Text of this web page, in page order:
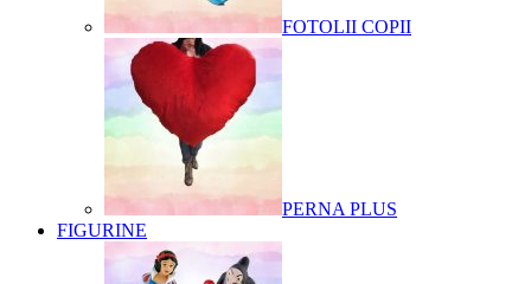
FOTOLII COPII
PERNA PLUS
FIGURINE